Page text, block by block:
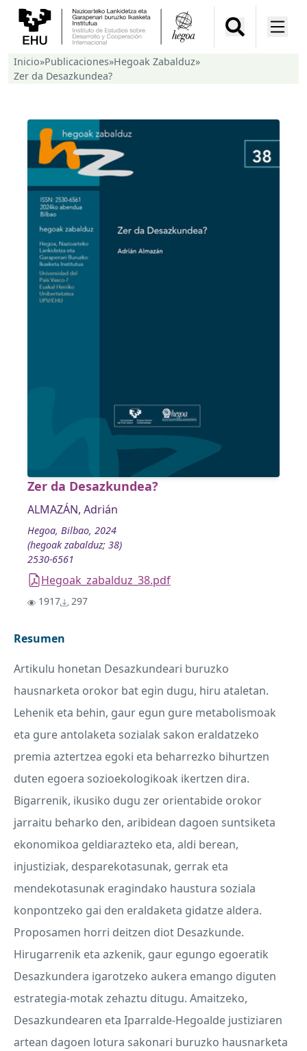
Inicio»Publicaciones»Hegoak Zabalduz»
Zer da Desazkundea?
Zer da Desazkundea?
ALMAZÁN, Adrián
Hegoa, Bilbao, 2024
(hegoak zabalduz; 38)
2530-6561
Hegoak_zabalduz_38.pdf
1917 297
Resumen
Artikulu honetan Desazkundeari buruzko
hausnarketa orokor bat egin dugu, hiru ataletan.
Lehenik eta behin, gaur egun gure metabolismoak
eta gure antolaketa sozialak sakon eraldatzeko
premia aztertzea egoki eta beharrezko bihurtzen
duten egoera sozioekologikoak ikertzen dira.
Bigarrenik, ikusiko dugu zer orientabide orokor
jarraitu beharko den, aribidean dagoen suntsiketa
ekonomikoa geldiarazteko eta, aldi berean,
injustiziak, desparekotasunak, gerrak eta
mendekotasunak eragindako haustura soziala
konpontzeko gai den eraldaketa gidatze aldera.
Proposamen horri deitzen diot Desazkunde.
Hirugarrenik eta azkenik, gaur egungo egoeratik
Desazkundera igarotzeko aukera emango diguten
estrategia-motak zehaztu ditugu. Amaitzeko,
Desazkundearen eta Iparralde-Hegoalde justiziaren
artean dagoen lotura sakonari buruzko hausnarketa